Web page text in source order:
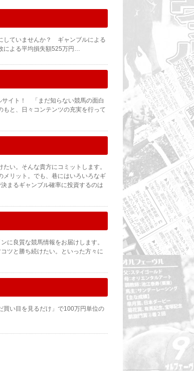
していませんか？ ギャンブルによる
による平均損失額525万円…
イト！ 「まだ知らない競馬の面白
と、日々コンテンツの充実を行って
い。そんな貴方にコミットします。
メリット。でも、巷にはいろいろなギ
まるギャンブル確率に投資するのは
に良質な競馬情報をお届けします。
ツと勝ち続けたい。といった方々に
買い目を見るだけ」で100万円単位の